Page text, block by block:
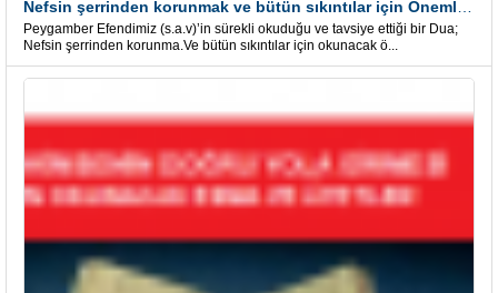
Peygamber Efendimiz (s.a.v)’in sürekli okuduğu ve tavsiye ettiği bir Dua;
Nefsin şerrinden korunma.Ve bütün sıkıntılar için okunacak ö...